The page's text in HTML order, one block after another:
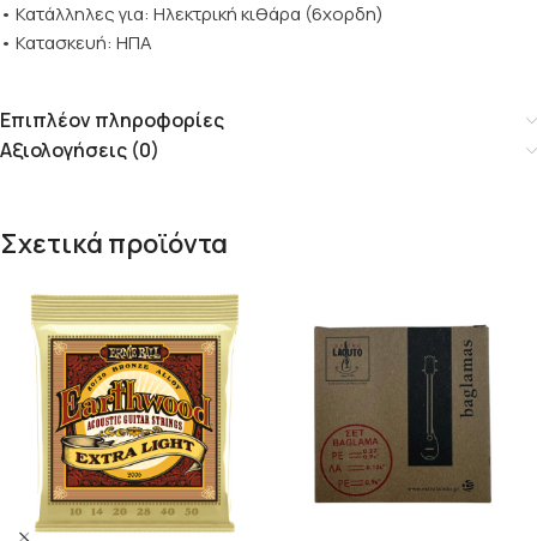
• Κατάλληλες για: Ηλεκτρική κιθάρα (6χορδη)
• Κατασκευή: ΗΠΑ
Επιπλέον πληροφορίες
Αξιολογήσεις (0)
Σχετικά προϊόντα